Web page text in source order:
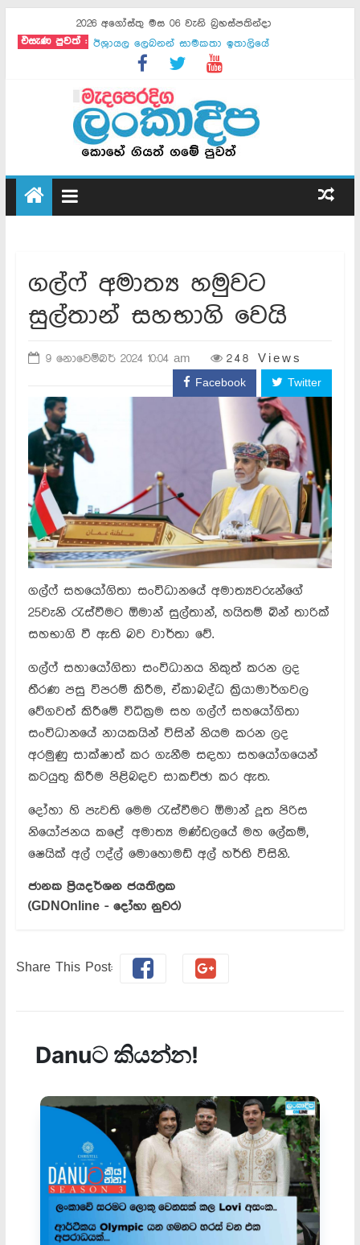
2026 අගෝස්තු මස 06 වැනි බ්‍රහස්පතින්දා
එසැණ පුවත් :
ඕමානයේ හෝමුස් යෝජනාව ඉරානය ඉවත දමයි
ඊශ්‍රායල ලෙබනන් සාමකතා ඉතාලියේ
මොජ්ටාබාගෙන් ඉරාන ජනපතිට අවසන් නිවේදනයක්
සාකච්ඡා ඕමානය සමග - ඉරානය
ඇමෙරිකාව සමග කිසිදු එකඟතාවක් නෑ - ඉරානය
ඉරානය සමග සාකච්ඡා අද - ට්‍රම්ප්
ගාසා වැසියෝ 17 ක් මියයති
ඊජිප්තුවට භූමිකම්පාවක්
ගාසාවේ සියලු සන්නද්ධ කණ්ඩායම් නිරායුධ කරනවා
ගල්ෆ් අමාත්‍ය හමුවට
සුල්තාන් සහභාගි වෙයි
9 නොවෙම්බර් 2024 10:04 am 248 Views
Facebook Twitter
ගල්ෆ් සහයෝගිතා සංවිධානයේ අමාත්‍යවරුන්ගේ
25වැනි රැස්වීමට ඕමාන් සුල්තාන්, හයිතම් බින් තාරික්
සහභාගි වී ඇති බව වාර්තා වේ.
ගල්ෆ් සහායෝගිතා සංවිධානය නිකුත් කරන ලද
තීරණ පසු විපරම් කිරීම, ඒකාබද්ධ ක්‍රියාමාර්ගවල
වේගවත් කිරීමේ විධික්‍රම සහ ගල්ෆ් සහයෝගිතා
සංවිධානයේ නායකයින් විසින් නියම කරන ලද
අරමුණු සාක්ෂාත් කර ගැනීම සඳහා සහයෝගයෙන්
කටයුතු කිරීම පිළිබඳව සාකච්ඡා කර ඇත.
දෝහා හි පැවති මෙම රැස්වීමට ඕමාන් දූත පිරිස
නියෝජනය කළේ අමාත්‍ය මණ්ඩලයේ මහ ලේකම්,
ෂෙයික් අල් ෆද්ල් මොහොමඩ් අල් හර්ති විසිනි.
ජානක ප්‍රියදර්ශන ජයතිලක
(GDNOnline - දෝහා නුවර)
Share This Post: